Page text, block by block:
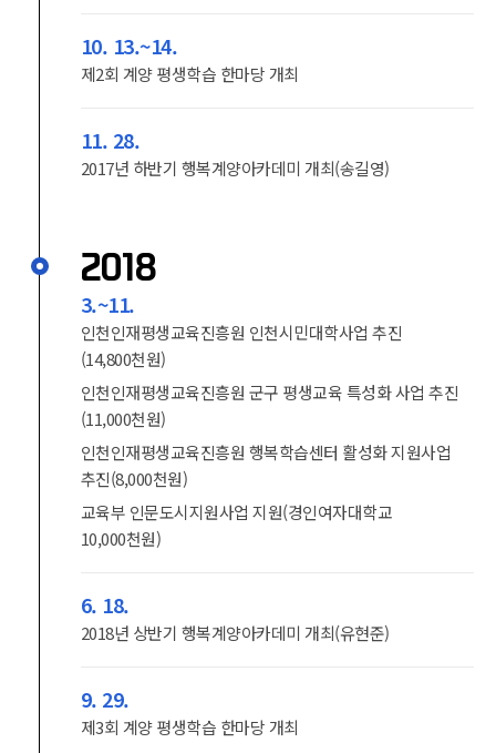
10. 13.~14.
제2회 계양 평생학습 한마당 개최
11. 28.
2017년 하반기 행복계양아카데미 개최(송길영)
2018
3.~11.
인천인재평생교육진흥원 인천시민대학사업 추진
(14,800천원)
인천인재평생교육진흥원 군구 평생교육 특성화 사업 추진
(11,000천원)
인천인재평생교육진흥원 행복학습센터 활성화 지원사업
추진(8,000천원)
교육부 인문도시지원사업 지원(경인여자대학교
10,000천원)
6. 18.
2018년 상반기 행복계양아카데미 개최(유현준)
9. 29.
제3회 계양 평생학습 한마당 개최